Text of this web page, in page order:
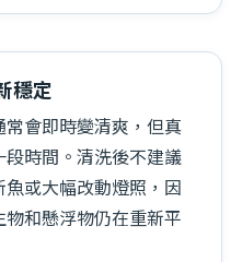
穩定
常會即時變清爽，但真
時間。清洗後不建議
或大幅改動燈照，因
和懸浮物仍在重新平